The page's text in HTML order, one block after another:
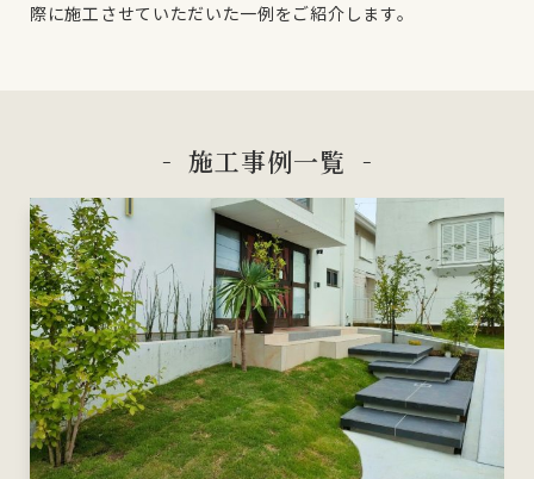
際に施工させていただいた一例をご紹介します。
施工事例一覧